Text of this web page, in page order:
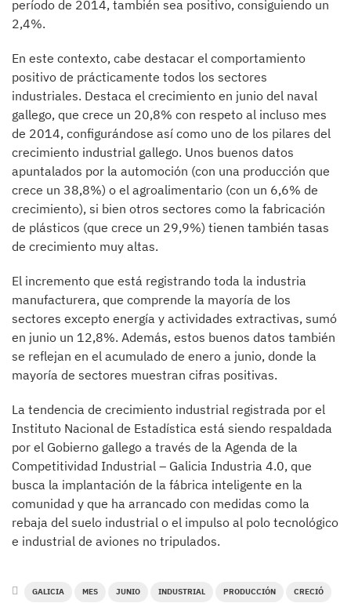
período de 2014, también sea positivo, consiguiendo un
2,4%.
En este contexto, cabe destacar el comportamiento
positivo de prácticamente todos los sectores
industriales. Destaca el crecimiento en junio del naval
gallego, que crece un 20,8% con respeto al incluso mes
de 2014, configurándose así como uno de los pilares del
crecimiento industrial gallego. Unos buenos datos
apuntalados por la automoción (con una producción que
crece un 38,8%) o el agroalimentario (con un 6,6% de
crecimiento), si bien otros sectores como la fabricación
de plásticos (que crece un 29,9%) tienen también tasas
de crecimiento muy altas.
El incremento que está registrando toda la industria
manufacturera, que comprende la mayoría de los
sectores excepto energía y actividades extractivas, sumó
en junio un 12,8%. Además, estos buenos datos también
se reflejan en el acumulado de enero a junio, donde la
mayoría de sectores muestran cifras positivas.
La tendencia de crecimiento industrial registrada por el
Instituto Nacional de Estadística está siendo respaldada
por el Gobierno gallego a través de la Agenda de la
Competitividad Industrial – Galicia Industria 4.0, que
busca la implantación de la fábrica inteligente en la
comunidad y que ha arrancado con medidas como la
rebaja del suelo industrial o el impulso al polo tecnológico
e industrial de aviones no tripulados.
GALICIA MES JUNIO INDUSTRIAL PRODUCCIÓN CRECIÓ